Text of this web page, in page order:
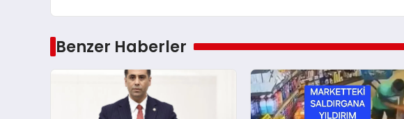
Benzer Haberler